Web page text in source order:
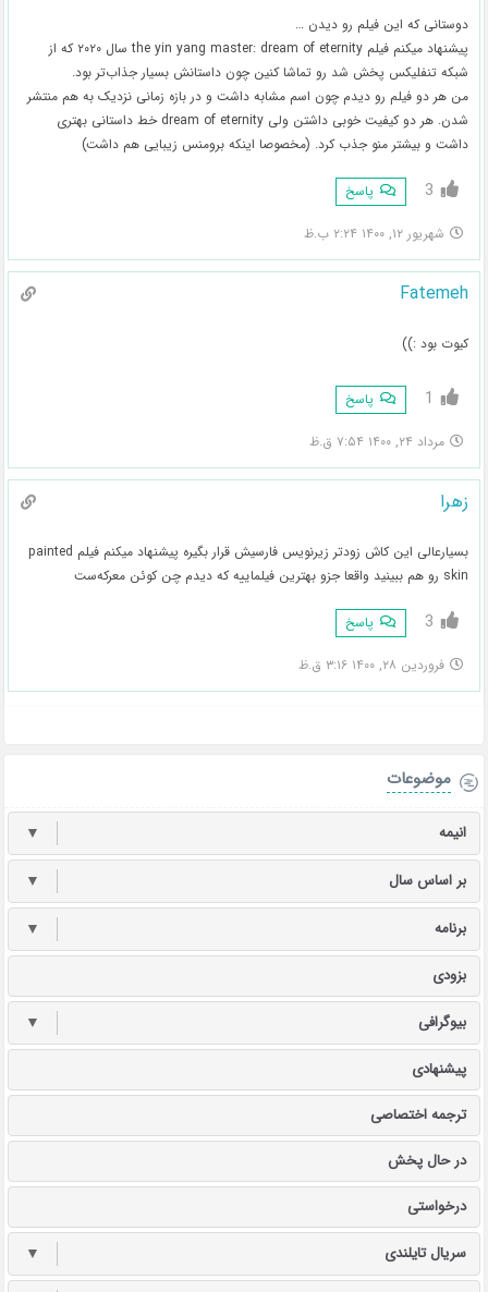
دوستانی که این فیلم رو دیدن ‍…
پیشنهاد میکنم فیلم the yin yang master: dream of eternity سال ۲۰۲۰ که از
شبکه تنفلیکس پخش شد رو تماشا کنین چون داستانش بسیار جذاب‌تر بود.
من هر دو فیلم رو دیدم چون اسم مشابه داشت و در بازه زمانی نزدیک به هم منتشر
شدن. هر دو کیفیت خوبی داشتن ولی dream of eternity خط داستانی بهتری
داشت و بیشتر منو جذب کرد. (مخصوصا اینکه برومنس زیبایی هم داشت)
3 پاسخ
شهریور ۱۲, ۱۴۰۰ ۲:۲۴ ب.ظ
Fatemeh
کیوت بود :))
1 پاسخ
مرداد ۲۴, ۱۴۰۰ ۷:۵۴ ق.ظ
زهرا
بسیارعالی این کاش زودتر زیرنویس فارسیش قرار بگیره پیشنهاد میکنم فیلم painted
skin رو هم ببینید واقعا جزو بهترین فیلماییه که دیدم چن کوئن معرکه‌ست
3 پاسخ
فروردین ۲۸, ۱۴۰۰ ۳:۱۶ ق.ظ
موضوعات
انیمه ▼
بر اساس سال ▼
برنامه ▼
بزودی
بیوگرافی ▼
پیشنهادی
ترجمه اختصاصی
در حال پخش
درخواستی
سریال تایلندی ▼